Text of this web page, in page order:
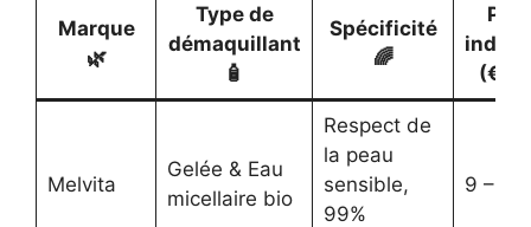
Marque
🌿
Type de
démaquillant
🧴
Spécificité
🌈
Prix
(€)
Melvita
Gelée & Eau
micellaire bio
Respect de
la peau
sensible,
99%
9 – 15